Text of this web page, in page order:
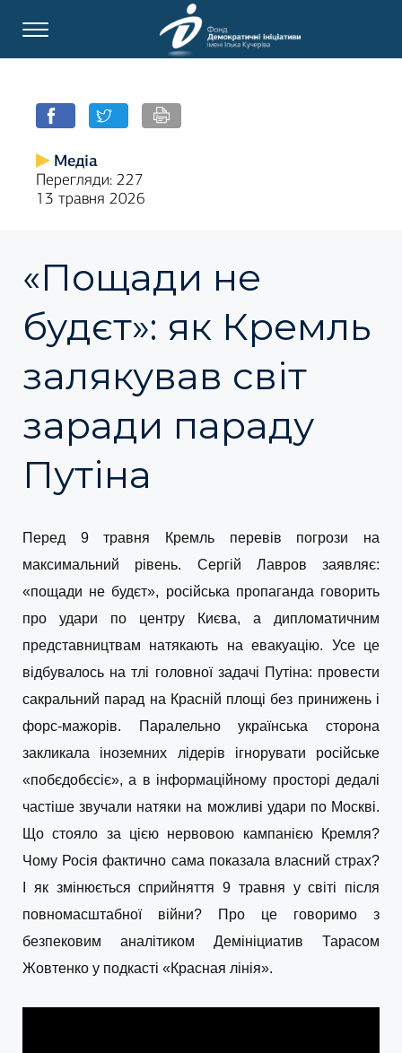
Медіа
Перегляди: 227
13 травня 2026
«Пощади не
будєт»: як Кремль
залякував світ
заради параду
Путіна
Перед 9 травня Кремль перевів погрози на
максимальний рівень. Сергій Лавров заявляє:
«пощади не будєт», російська пропаганда говорить
про удари по центру Києва, а дипломатичним
представництвам натякають на евакуацію. Усе це
відбувалось на тлі головної задачі Путіна: провести
сакральний парад на Красній площі без принижень і
форс-мажорів. Паралельно українська сторона
закликала іноземних лідерів ігнорувати російське
«побєдобєсіє», а в інформаційному просторі дедалі
частіше звучали натяки на можливі удари по Москві.
Що стояло за цією нервовою кампанією Кремля?
Чому Росія фактично сама показала власний страх?
І як змінюється сприйняття 9 травня у світі після
повномасштабної війни? Про це говоримо з
безпековим аналітиком Демініциатив Тарасом
Жовтенко у подкасті «Красная лінія».